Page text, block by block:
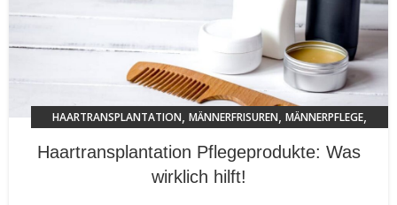
HAARTRANSPLANTATION, MÄNNERFRISUREN, MÄNNERPFLEGE,
Haartransplantation Pflegeprodukte: Was
wirklich hilft!